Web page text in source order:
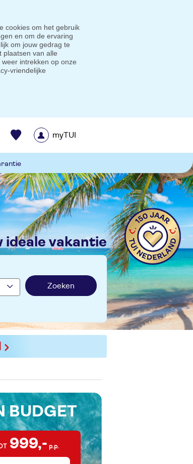
cookies om het gebruik
en om de ervaring
om jouw gedrag te
plaatsen van alle
intrekken op onze
vriendelijke
myTUI
ideale vakantie
Zoeken
BUDGET
999,- p.p.